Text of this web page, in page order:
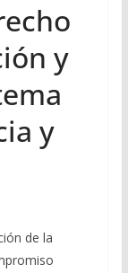
y
y
de la